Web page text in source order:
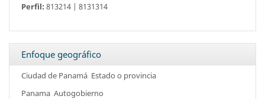
Perfil: 813214 | 8131314
Enfoque geográfico
Ciudad de Panamá Estado o provincia
Panama Autogobierno